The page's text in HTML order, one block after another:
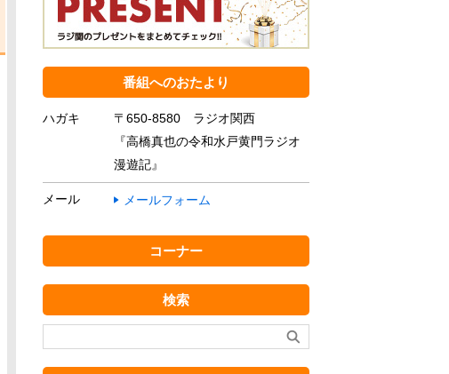
番組へのおたより
ハガキ
〒650-8580 ラジオ関西
『高橋真也の令和水戸黄門ラジオ
漫遊記』
メール メールフォーム
コーナー
検索